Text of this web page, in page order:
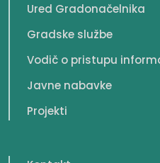
Ured Gradonačelnika
Gradske službe
Vodič o pristupu
Javne nabavke
Projekti